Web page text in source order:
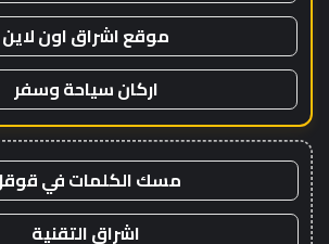
موقع اشراق اون لاين
اركان سياحة وسفر
مسك الكلمات في
اشراق التقنية